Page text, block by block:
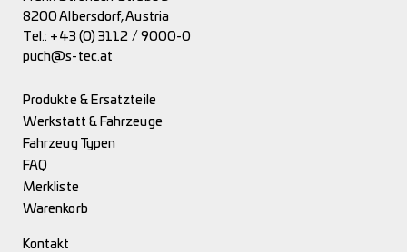
8200 Albersdorf, Austria
Tel.: +43 (0) 3112 / 9000-0
puch@s-tec.at
Produkte & Ersatzteile
Werkstatt & Fahrzeuge
Fahrzeug Typen
FAQ
Merkliste
Warenkorb
Kontakt